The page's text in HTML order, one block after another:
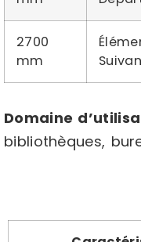
2700
mm
Domaine
bibliothèques,